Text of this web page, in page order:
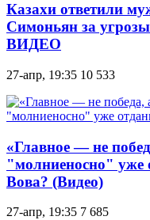
Казахи ответили
Симоньян за
ВИДЕО
27-апр, 19:35 10 533
«Главное — не
"молниеносно" уже
Вова? (Видео)
27-апр, 19:35 7 685